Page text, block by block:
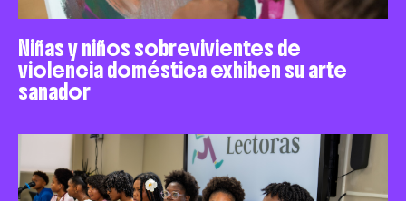
Niñas y niños sobrevivientes de
violencia doméstica exhiben su arte
sanador